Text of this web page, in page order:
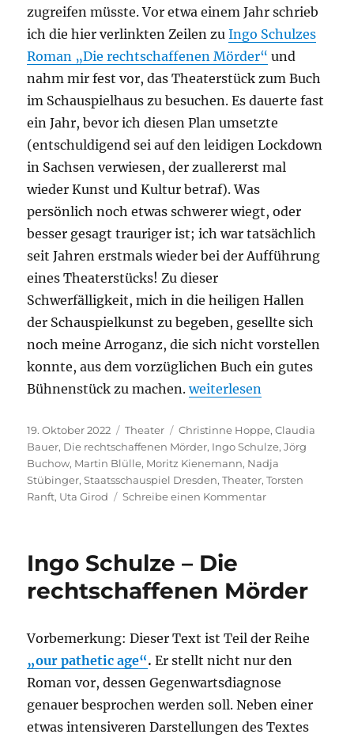
zugreifen müsste. Vor etwa einem Jahr schrieb
ich die hier verlinkten Zeilen zuIngo Schulzes
Roman „Die rechtschaffenen Mörder“ und
nahm mir fest vor, das Theaterstück zum Buch
im Schauspielhaus zu besuchen. Es dauerte fast
ein Jahr, bevor ich diesen Plan umsetzte
(entschuldigend sei auf den leidigen Lockdown
in Sachsen verwiesen, der zuallererst mal
wieder Kunst und Kultur betraf). Was
persönlich noch etwas schwerer wiegt, oder
besser gesagt trauriger ist; ich war tatsächlich
seit Jahren erstmals wieder bei der Aufführung
eines Theaterstücks! Zu dieser
Schwerfälligkeit, mich in die heiligen Hallen
der Schauspielkunst zu begeben, gesellte sich
noch meine Arroganz, die sich nicht vorstellen
konnte, aus dem vorzüglichen Buch ein gutes
Bühnenstück zu machen.„Die rechtschaffenen
weiterlesen
Veröffentlicht
am
19. Oktober 2022 Kategorien
Theater Schlagwörter
Christinne Hoppe,Claudia
Bauer, Die rechtschaffenen Mörder, Ingo Schulze,Jörg
Buchow, Martin Blülle, Moritz Kienemann, Nadja
Stübinger,Staatsschauspiel Dresden,Theater,Torsten
Ranft, Uta Girod Schreibe einen Kommentarzu
Dresden
Ingo Schulze – Die
rechtschaffenen Mörder
Vorbemerkung: Dieser Text ist Teil der Reihe
„our pathetic age“.Er stellt nicht nur den
Roman vor, dessen Gegenwartsdiagnose
genauer besprochen werden soll. Neben einer
etwas intensiveren Darstellungen des Textes